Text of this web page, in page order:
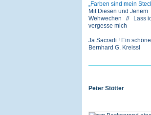
Farben sind mein
Mit Diesen und
Wehwechen // Lass
vergesse mich
Ja Sacradi ! Ein
Bernhard G. Kreissl
Peter Stötter